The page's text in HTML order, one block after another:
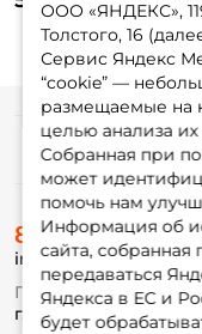
LJVA-742MF
ООО «ЯНДЕКС»,
Толстого, 16
Сервис Яндекс
“cookie” —
размещаемые на
целью анализа их
Собранная при
может
помочь нам
Информация об
сайта,
передаваться
Яндекса в ЕС и
будет
8 (495) 532-
info@foxfishing.ru
По вопросам с
г. Москва, ул.